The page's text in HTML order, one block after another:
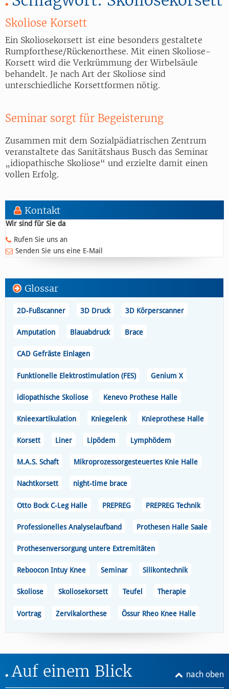
Skoliose Korsett
Ein Skoliosekorsett ist eine besonders gestaltete
Rumpforthese/Rückenorthese. Mit einen Skoliose-
Korsett wird die Verkrümmung der Wirbelsäule
behandelt. Je nach Art der Skoliose sind
unterschiedliche Korsettformen nötig.
Seminar sorgt für Begeisterung
Zusammen mit dem Sozialpädiatrischen Zentrum
veranstaltete das Sanitätshaus Busch das Seminar
„idiopathische Skoliose“ und erzielte damit einen
vollen Erfolg.
Kontakt
Wir sind für Sie da
Rufen Sie uns an
Senden Sie uns eine E-Mail
Glossar
2D-Fußscanner 3D Druck 3D Körperscanner
Amputation Blauabdruck Brace
CAD Gefräste Einlagen
Funktionelle Elektrostimulation (FES) Genium X
idiopathische Skoliose Kenevo Prothese Halle
Knieexartikulation Kniegelenk Knieprothese Halle
Korsett Liner Lipödem Lymphödem
M.A.S. Schaft Mikroprozessorgesteuertes Knie Halle
Nachtkorsett night-time brace
Otto Bock C-Leg Halle PREPREG PREPREG Technik
Professionelles Analyselaufband Prothesen Halle Saale
Prothesenversorgung untere Extremitäten
Reboocon Intuy Knee Seminar Silikontechnik
Skoliose Skoliosekorsett Teufel Therapie
Vortrag Zervikalorthese Össur Rheo Knee Halle
nach oben
Auf einem Blick